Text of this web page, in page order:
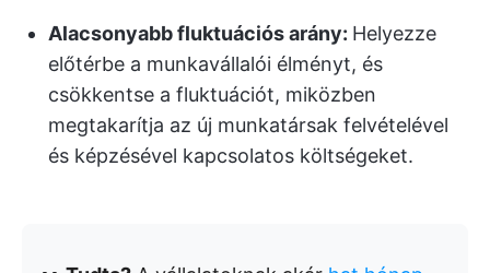
Alacsonyabb fluktuációs arány: Helyezze
előtérbe a munkavállalói élményt, és
csökkentse a fluktuációt, miközben
megtakarítja az új munkatársak felvételével
és képzésével kapcsolatos költségeket.